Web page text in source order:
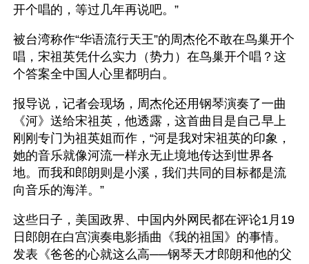
开个唱的，等过几年再说吧。”
被台湾称作“华语流行天王”的周杰伦不敢在鸟巢开个
唱，宋祖英凭什么实力（势力）在鸟巢开个唱？这
个答案全中国人心里都明白。
报导说，记者会现场，周杰伦还用钢琴演奏了一曲
《河》送给宋祖英，他透露，这首曲目是自己早上
刚刚专门为祖英姐而作，“河是我对宋祖英的印象，
她的音乐就像河流一样永无止境地传达到世界各
地。而我和郎朗则是小溪，我们共同的目标都是流
向音乐的海洋。”
这些日子，美国政界、中国内外网民都在评论1月19
日郎朗在白宫演奏电影插曲《我的祖国》的事情。
发表《爸爸的心就这么高──钢琴天才郎朗和他的父